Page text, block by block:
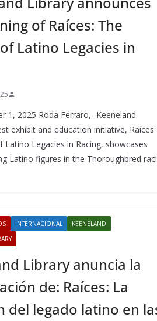
of Raíces: The
Latino Legacies in
1, 2025 Roda Ferraro,- Keeneland
exhibit and education initiative, Raíces:
Latino Legacies in Racing, showcases
Latino figures in the Thoroughbred
INTERNACIONAL
KEENELAND
Library anuncia la
de: Raíces: La
del legado latino en